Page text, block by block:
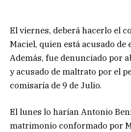
El viernes, deberá hacerlo el
Maciel, quien está acusado
Además, fue denunciado por
y acusado de maltrato por el
comisaría de 9 de Julio.
El lunes lo harían Antonio
matrimonio conformado por